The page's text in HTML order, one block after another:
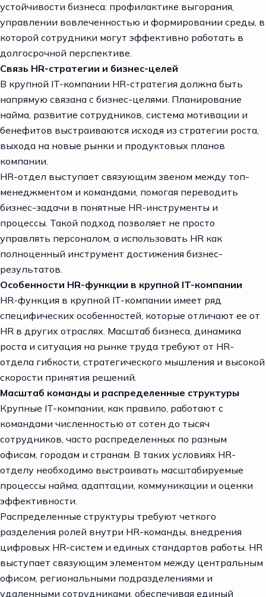
устойчивости бизнеса: профилактике выгорания,
управлении вовлеченностью и формировании среды, в
которой сотрудники могут эффективно работать в
долгосрочной перспективе.
Связь HR-стратегии и бизнес-целей
В крупной IT-компании HR-стратегия должна быть
напрямую связана с бизнес-целями. Планирование
найма, развитие сотрудников, система мотивации и
бенефитов выстраиваются исходя из стратегии роста,
выхода на новые рынки и продуктовых планов
компании.
HR-отдел выступает связующим звеном между топ-
менеджментом и командами, помогая переводить
бизнес-задачи в понятные HR-инструменты и
процессы. Такой подход позволяет не просто
управлять персоналом, а использовать HR как
полноценный инструмент достижения бизнес-
результатов.
Особенности HR-функции в крупной IT-компании
HR-функция в крупной IT-компании имеет ряд
специфических особенностей, которые отличают ее от
HR в других отраслях. Масштаб бизнеса, динамика
роста и ситуация на рынке труда требуют от HR-
отдела гибкости, стратегического мышления и высокой
скорости принятия решений.
Масштаб команды и распределенные структуры
Крупные IT-компании, как правило, работают с
командами численностью от сотен до тысяч
сотрудников, часто распределенных по разным
офисам, городам и странам. В таких условиях HR-
отделу необходимо выстраивать масштабируемые
процессы найма, адаптации, коммуникации и оценки
эффективности.
Распределенные структуры требуют четкого
разделения ролей внутри HR-команды, внедрения
цифровых HR-систем и единых стандартов работы. HR
выступает связующим элементом между центральным
офисом, региональными подразделениями и
удаленными сотрудниками, обеспечивая единый